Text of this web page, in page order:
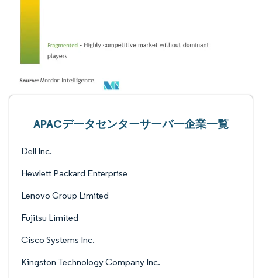
APACデータセンターサーバー企業一覧
Dell Inc.
Hewlett Packard Enterprise
Lenovo Group Limited
Fujitsu Limited
Cisco Systems Inc.
Kingston Technology Company Inc.